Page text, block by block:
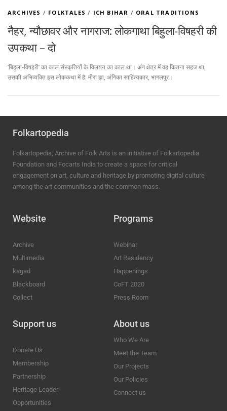
ARCHIVES / FOLKTALES / ICH BIHAR / ORAL TRADITIONS
नैहर, न्यौछावर और नागराज: लोकगाथा बिहुला-विषहरी की
उपकथा – दो
‘बिहुला-विषहरी’ का काल संस्कृतियों के विलयन का काल था। अंग क्षेत्र में वह कितना सहज था,
उसकी अभिव्यक्ति इस लोककथा में है: मीरा झा, अंगिका साहित्यकार, भागलपुर।
Folkartopedia
Folkartopedia; Archive of Folk Arts is an initiative of Folkartopedia
Foundation and Focarts India to create a space for critical
engagement on art, culture and heritage by promoting digital culture
among the art communities and the common mass.
Website
Archive
Multimedia
kagad
Blackboard
Collect
Programs
Webinar
Art Residency
Happenings
CoFT 2020
Press Room
Support us
Donate Us
Membership
Partnership
Heritage Leader
Opportunities
About us
Who We Are
Meet the Team
Our Projects
Our Policies
Connect us